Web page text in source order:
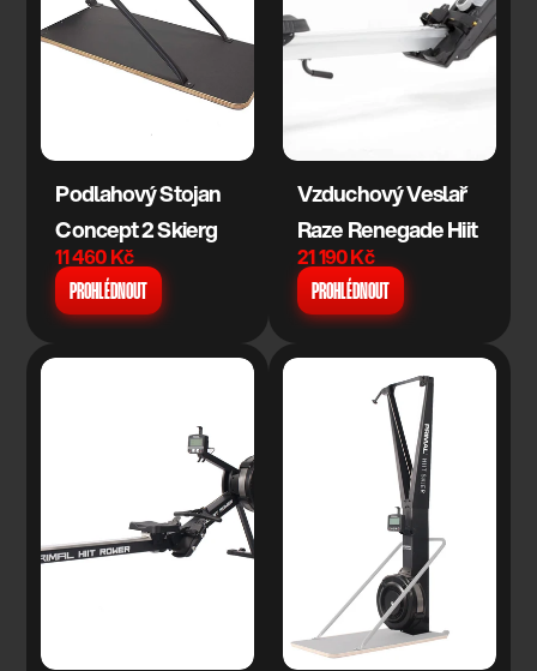
Podlahový Stojan
Concept 2 Skierg
11 460 Kč
PROHLÉDNOUT
Vzduchový Veslař
Raze Renegade Hiit
21 190 Kč
PROHLÉDNOUT